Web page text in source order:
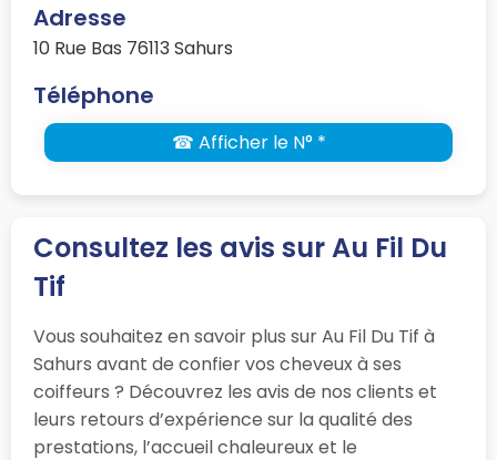
Adresse
10 Rue Bas 76113 Sahurs
Téléphone
☎ Afficher le N° *
Consultez les avis sur Au Fil Du
Tif
Vous souhaitez en savoir plus sur Au Fil Du Tif à
Sahurs avant de confier vos cheveux à ses
coiffeurs ? Découvrez les avis de nos clients et
leurs retours d’expérience sur la qualité des
prestations, l’accueil chaleureux et le